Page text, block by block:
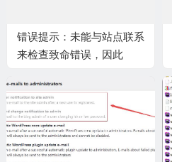
错误提示：未能与站点联系
来检查致命错误，因此
办法